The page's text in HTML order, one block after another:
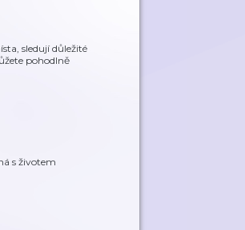
sledují důležité
pohodlně
s životem